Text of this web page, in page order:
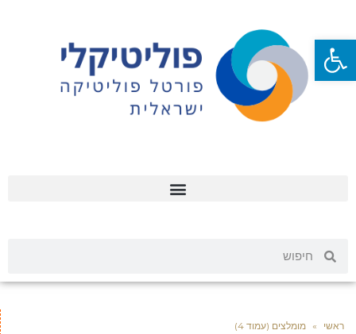
ראשי » מומלצים (עמוד 4)
פתח סרגל נגישות